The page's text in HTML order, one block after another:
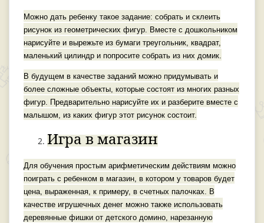
Можно дать ребенку такое задание: собрать и склеить
рисунок из геометрических фигур. Вместе с дошкольником
нарисуйте и вырежьте из бумаги треугольник, квадрат,
маленький цилиндр и попросите собрать из них домик.
В будущем в качестве заданий можно придумывать и
более сложные объекты, которые состоят из многих разных
фигур. Предварительно нарисуйте их и разберите вместе с
малышом, из каких фигур этот рисунок состоит.
Игра в магазин
Для обучения простым арифметическим действиям можно
поиграть с ребенком в магазин, в котором у товаров будет
цена, выраженная, к примеру, в счетных палочках. В
качестве игрушечных денег можно также использовать
деревянные фишки от детского домино, нарезанную